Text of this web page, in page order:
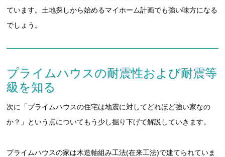
ています。土地探しから始めるマイホーム計画でも強い味方になる
でしょう。
プライムハウスの耐震性および耐震等
級を知る
次に「プライムハウスの住宅は地震に対してどれほど強い家なの
か？」という点についてもう少し掘り下げて解説していきます。
プライムハウスの家は木造軸組み工法(在来工法)で建てられていま